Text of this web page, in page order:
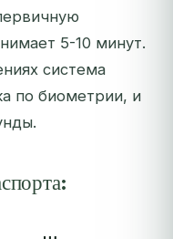
5-10 минут.
система
по биометрии, и